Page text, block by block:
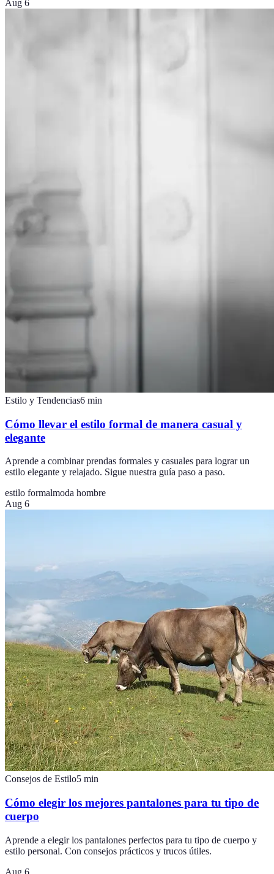
Aug 6
Estilo y Tendencias6 min
Cómo llevar el estilo formal de manera casual y
elegante
Aprende a combinar prendas formales y casuales para lograr un
estilo elegante y relajado. Sigue nuestra guía paso a paso.
estilo formalmoda hombre
Aug 6
Consejos de Estilo5 min
Cómo elegir los mejores pantalones para tu tipo de
cuerpo
Aprende a elegir los pantalones perfectos para tu tipo de cuerpo y
estilo personal. Con consejos prácticos y trucos útiles.
Aug 6